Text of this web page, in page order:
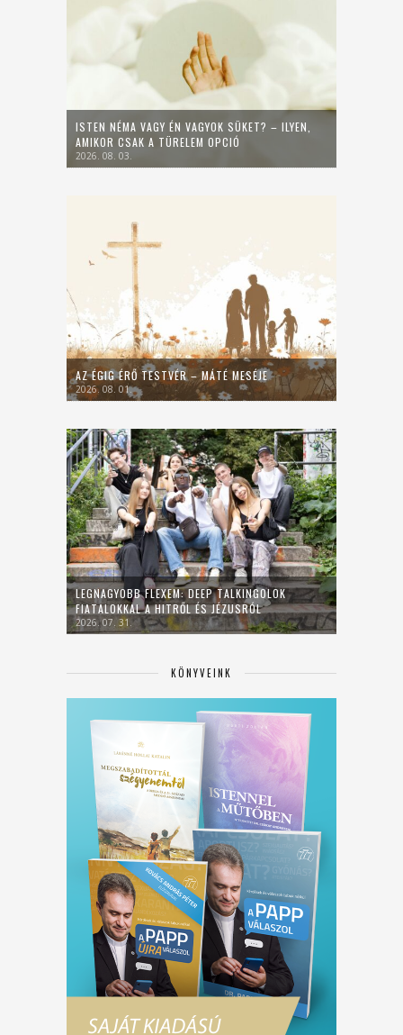
ISTEN NÉMA VAGY ÉN VAGYOK SÜKET? – ILYEN,
AMIKOR CSAK A TÜRELEM OPCIÓ
2026. 08. 03.
AZ ÉGIG ÉRŐ TESTVÉR – MÁTÉ MESÉJE
2026. 08. 01.
LEGNAGYOBB FLEXEM: DEEP TALKINGOLOK
FIATALOKKAL A HITRŐL ÉS JÉZUSRÓL
2026. 07. 31.
KÖNYVEINK